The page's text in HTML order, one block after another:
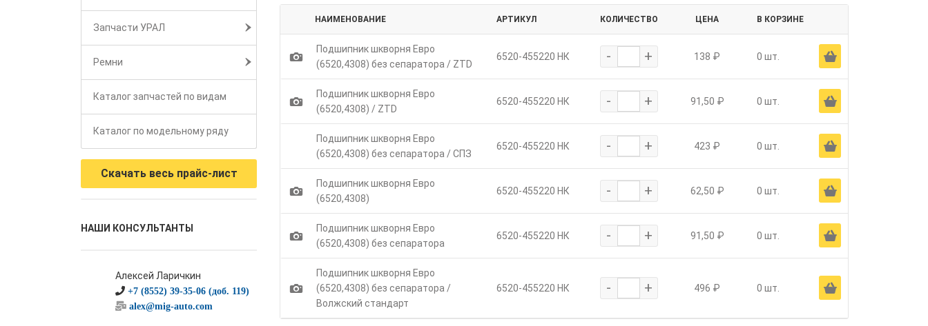
Запчасти УРАЛ
Ремни
Каталог запчастей по видам
Каталог по модельному ряду
Скачать весь прайс-лист
НАШИ КОНСУЛЬТАНТЫ
Алексей Ларичкин
+7 (8552) 39-35-06 (доб. 119)
alex@mig-auto.com
НАИМЕНОВАНИЕ АРТИКУЛ КОЛИЧЕСТВО ЦЕНА В КОРЗИНЕ
1
Подшипник шкворня Евро
(6520,4308) без сепаратора / ZTD
6520-455220 НК - + 138 ₽ 0 шт. Ä
1
Подшипник шкворня Евро
(6520,4308) / ZTD
6520-455220 НК - + 91,50 ₽ 0 шт. Ä
Подшипник шкворня Евро
(6520,4308) без сепаратора / СПЗ
6520-455220 НК - + 423 ₽ 0 шт. Ä
1
Подшипник шкворня Евро
(6520,4308)
6520-455220 НК - + 62,50 ₽ 0 шт. Ä
1
Подшипник шкворня Евро
(6520,4308) без сепаратора
6520-455220 НК - + 91,50 ₽ 0 шт. Ä
1
Подшипник шкворня Евро
(6520,4308) без сепаратора /
Волжский стандарт
6520-455220 НК - + 496 ₽ 0 шт. Ä